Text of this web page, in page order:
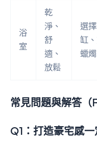
浴
室
乾
淨、
舒
適、
放鬆
選
缸
蠟
常見問題與解答（
Q1：打造豪宅感